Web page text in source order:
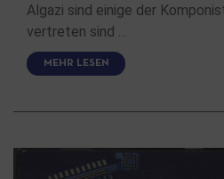
Algazi sind einige der
vertreten sind …
MEHR LESEN